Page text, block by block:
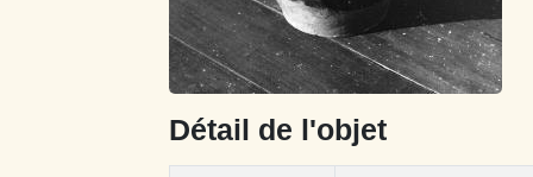
Détail de l'objet